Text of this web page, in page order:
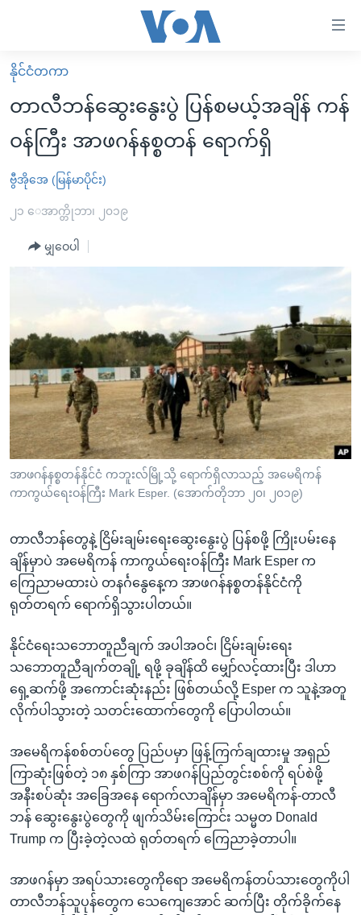
လွယ်ကူ
စေ
သည့်
Link
များ
ပင်မ
ပင်မ
အ
ညွန်း
စာမျက်နှာ
သို့
ကျော်
ကြည့်
ရန်
ရန်
နေရာ
သို့
ကျော်
မူလစာမျက်နှာ
မြန်မာ
ကမ္ဘာ့သတင်းများ
နိုင်ငံတကာ
အစ္စရေး-ပါလက်စတိုင်း
ဗွီဒီယို
အင်္ဂလိပ်စာလေ့လာမယ်
ရုပ်ရှင်ထဲက အင်္ဂလိပ်စာ
သုတပဒေသာ အင်္ဂလိပ်စာ
တီဗွီ
ရေဒီယို/တီဗွီအစီအစဉ်
Learning English
ဗွီအိုအေ လူမှုကွန်ယက်များ
နိုင်ငံတကာ
တာလီဘန်ဆွေးနွေးပွဲ ပြန်စမယ့်အချိန် ကန်
ဝန်ကြီး အာဖဂန်နစ္စတန် ရောက်ရှိ
ဗွီအိုအေ (မြန်မာပိုင်း)
၂၁ ေအာက္တိုဘာ၊ ၂၀၁၉
မျှဝေပါ
အာဖဂန်နစ္စတန်နိုင်ငံ ကဘူးလ်မြို့သို့ ရောက်ရှိလာသည့် အမေရိကန်
ကာကွယ်ရေးဝန်ကြီး Mark Esper. (အောက်တိုဘာ ၂၀၊ ၂၀၁၉)
တာလီဘန်တွေနဲ့ ငြိမ်းချမ်းရေးဆွေးနွေးပွဲ ပြန်စဖို့ ကြိုးပမ်းနေ
ချိန်မှာပဲ အမေရိကန် ကာကွယ်ရေးဝန်ကြီး Mark Esper က
ကြေညာမထားပဲ တနင်္ဂနွေနေ့က အာဖဂန်နစ္စတန်နိုင်ငံကို
ရုတ်တရက် ရောက်ရှိသွားပါတယ်။
နိုင်ငံရေးသဘောတူညီချက် အပါအဝင်၊ ငြိမ်းချမ်းရေး
သဘောတူညီချက်တချို့ ရဖို့ ခုချိန်ထိ မျှော်လင့်ထားပြီး ဒါဟာ
ရှေ့ဆက်ဖို့ အကောင်းဆုံးနည်း ဖြစ်တယ်လို့ Esper က သူနဲ့အတူ
လိုက်ပါသွားတဲ့ သတင်းထောက်တွေကို ပြောပါတယ်။
အမေရိကန်စစ်တပ်တွေ ပြည်ပမှာ ဖြန့်ကြက်ချထားမှု အရှည်
ကြာဆုံးဖြစ်တဲ့ ၁၈ နှစ်ကြာ အာဖဂန်ပြည်တွင်းစစ်ကို ရပ်စဲဖို့
အနီးစပ်ဆုံး အခြေအနေ ရောက်လာချိန်မှာ အမေရိကန်-တာလီ
ဘန် ဆွေးနွေးပွဲတွေကို ဖျက်သိမ်းကြောင်း သမ္မတ Donald
Trump က ပြီးခဲ့တဲ့လထဲ ရုတ်တရက် ကြေညာခဲ့တာပါ။
အာဖဂန်မှာ အရပ်သားတွေကိုရော အမေရိကန်တပ်သားတွေကိုပါ
တာလီဘန်သူပုန်တွေက သေကျေအောင် ဆက်ပြီး တိုက်ခိုက်နေ